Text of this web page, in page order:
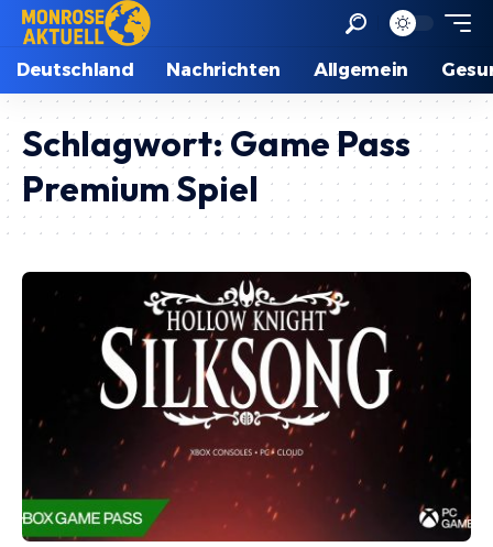
Deutschland Nachrichten Allgemein
Schlagwort:Game Pass
Premium Spiel